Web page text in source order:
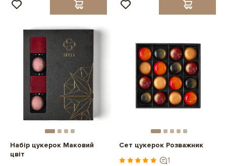
Набір цукерок Маковий
цвіт
Сет цукерок Розважник
1